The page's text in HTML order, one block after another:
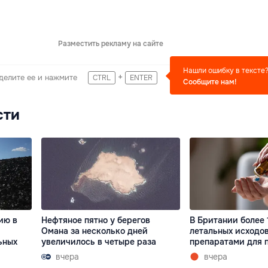
Разместить рекламу на сайте
ее и нажмите CTRL + ENTER
Нашли ошибку в тексте?
Сообщите нам!
в
Нефтяное пятно у берегов
Омана за несколько дней
увеличилось в четыре раза
вчера
В Британии более
летальных
препаратами для
вчера